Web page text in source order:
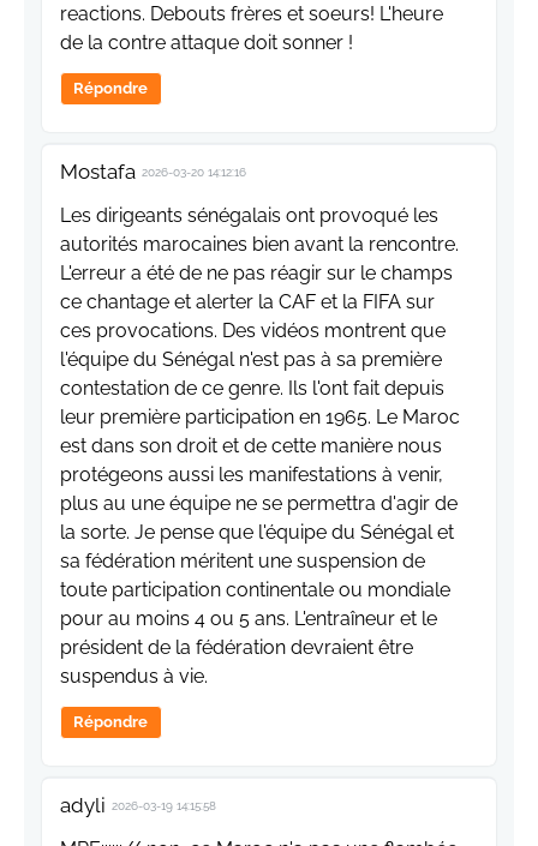
reactions. Debouts frères et soeurs! L'heure
de la contre attaque doit sonner !
Répondre
Mostafa 2026-03-20 14:12:16
Les dirigeants sénégalais ont provoqué les
autorités marocaines bien avant la rencontre.
L'erreur a été de ne pas réagir sur le champs
ce chantage et alerter la CAF et la FIFA sur
ces provocations. Des vidéos montrent que
l'équipe du Sénégal n'est pas à sa première
contestation de ce genre. Ils l'ont fait depuis
leur première participation en 1965. Le Maroc
est dans son droit et de cette manière nous
protégeons aussi les manifestations à venir,
plus au une équipe ne se permettra d'agir de
la sorte. Je pense que l'équipe du Sénégal et
sa fédération méritent une suspension de
toute participation continentale ou mondiale
pour au moins 4 ou 5 ans. L'entraîneur et le
président de la fédération devraient être
suspendus à vie.
Répondre
adyli 2026-03-19 14:15:58